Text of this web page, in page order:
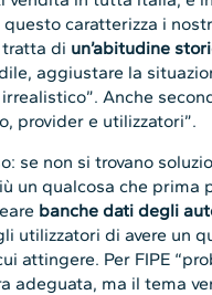
caratterizza i
di un’abitudine
aggiustare la
Anche
provider e utilizzatori”.
se non si trovano
un qualcosa che prima
banche dati degli
utilizzatori di avere un
attingere. Per FIPE
adeguata, ma il tema